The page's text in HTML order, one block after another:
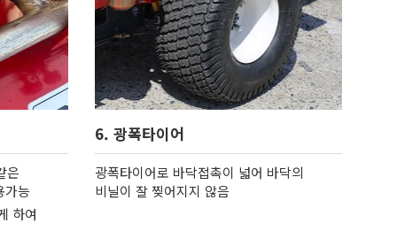
은
가능
하여
6. 광폭타이어
광폭타이어로 바닥접촉이 넓어 바닥의
비닐이 잘 찢어지지 않음